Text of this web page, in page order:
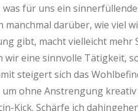
für uns ein
manchmal darüber, wie viel
gibt, macht vielleicht mehr
eine sinnvolle Tätigkeit,
steigert sich das
ohne Anstrengung
Kick. Schärfe ich